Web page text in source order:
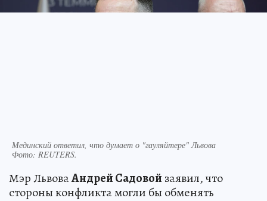
Мединский ответил, что думает о "гауляйтере" Львова
Фото: REUTERS.
Мэр ЛьвоваАндрей Садовой заявил, что
стороны конфликта могли бы обменять